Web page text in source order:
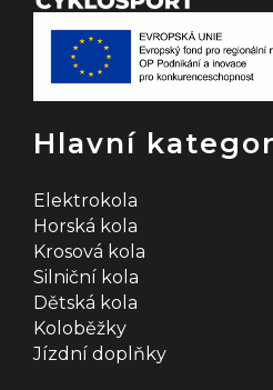
Hlavní
Elektrokola
Horská kola
Krosová kola
Silniční kola
Dětská kola
Koloběžky
Jízdní doplňky